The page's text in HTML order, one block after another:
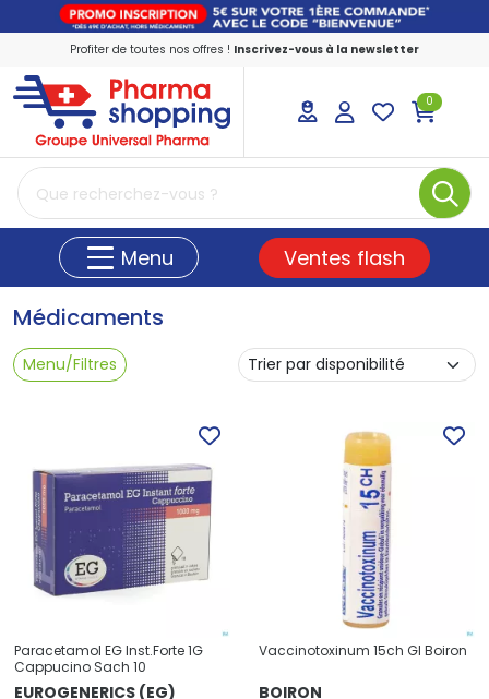
Profiter de toutes nos offres ! Inscrivez-vous à la newsletter
PharmaShopping Votre pharmacie en
0
Menu Ventes flash
Médicaments
Menu/Filtres
Paracetamol EG Inst.Forte 1G
Cappucino Sach 10
EUROGENERICS (EG)
Vaccinotoxinum 15ch Gl Boiron
BOIRON